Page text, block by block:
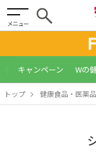
メニュー
キャンペーン Wの
トップ 健康食品・医薬品